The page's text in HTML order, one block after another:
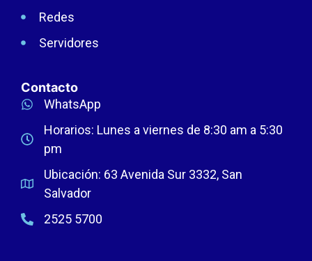
Redes
Servidores
Contacto
WhatsApp
Horarios: Lunes a viernes de 8:30 am a 5:30
pm
Ubicación: 63 Avenida Sur 3332, San
Salvador
2525 5700